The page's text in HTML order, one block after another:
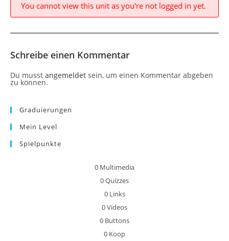
You cannot view this unit as you're not logged in yet.
Schreibe einen Kommentar
Du musst angemeldet sein, um einen Kommentar abgeben
zu können.
Graduierungen
Mein Level
Spielpunkte
0 Multimedia
0Quizzes
0 Links
0Videos
0 Buttons
0 Koop